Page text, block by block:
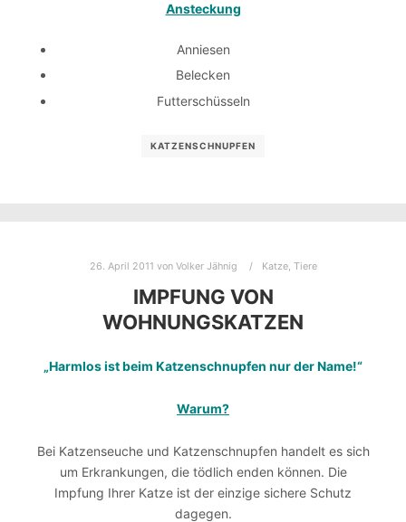
Ansteckung
Anniesen
Belecken
Futterschüsseln
KATZENSCHNUPFEN
26. April 2011 von Volker Jähnig Katze, Tiere
IMPFUNG VON
WOHNUNGSKATZEN
„Harmlos ist beim Katzenschnupfen nur der Name!“
Warum?
Bei Katzenseuche und Katzenschnupfen handelt es sich
um Erkrankungen, die tödlich enden können. Die
Impfung Ihrer Katze ist der einzige sichere Schutz
dagegen.